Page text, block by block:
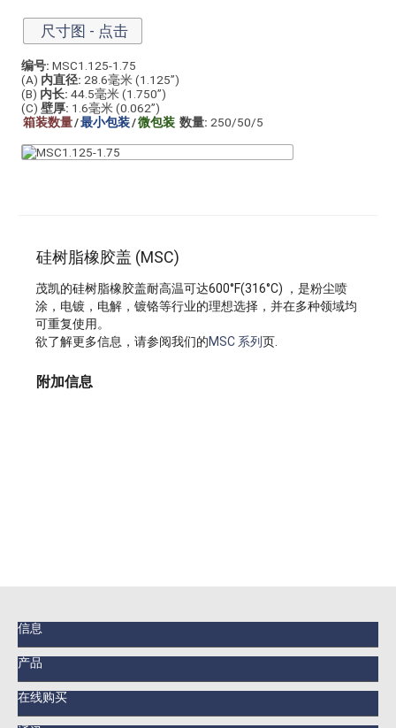
尺寸图 - 点击
编号: MSC1.125-1.75
(A) 内直径: 28.6毫米 (1.125”)
(B) 内长: 44.5毫米 (1.750”)
(C) 壁厚: 1.6毫米 (0.062”)
箱装数量/最小包装/微包装 数量: 250/50/5
硅树脂橡胶盖 (MSC)
茂凯的硅树脂橡胶盖耐高温可达600°F(316°C) ，是粉尘喷
涂，电镀，电解，镀铬等行业的理想选择，并在多种领域均
可重复使用。
欲了解更多信息，请参阅我们的MSC 系列页.
附加信息
信息
产品
在线购买